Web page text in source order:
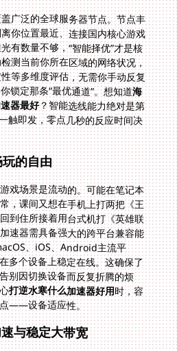
广泛的全球服务器节点。节点丰
你位置最近、连接国内核心游戏
有数量不够，“智能择优”才是核
测当前你所在区域的网络状况，
等多维度评估，无需你手动反复
锁定那条“最优通道”。想知道海
器最好？智能选线能力绝对是第
一考量。毕竟LOL团战一触即发，零点几秒的反应时间决
的自由
戏场景是流动的。可能在笔记本
，课间又想在手机上打两把《王
到住所接着用台式机打《英雄联
速器需具备强大的跨平台兼容能
、iOS、Android主流平
多个设备上稳定在线。这确保了
别因切换设备而反复折腾的烦
打逆水寒什么加速器好用时，容
——设备适应性。
与稳定大带宽